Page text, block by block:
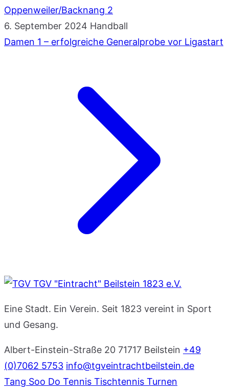
Oppenweiler/Backnang 2
6. September 2024 Handball
Damen 1 – erfolgreiche Generalprobe vor Ligastart
TGV "Eintracht" Beilstein 1823 e.V.
Eine Stadt. Ein Verein. Seit 1823 vereint in Sport
und Gesang.
Albert-Einstein-Straße 20 71717 Beilstein +49
(0)7062 5753 info@tgveintrachtbeilstein.de
Tang Soo Do Tennis Tischtennis Turnen